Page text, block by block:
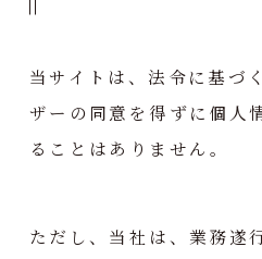
当サイトは、法令に基づ
ザーの同意を得ずに個人
ることはありません。
ただし、当社は、業務遂